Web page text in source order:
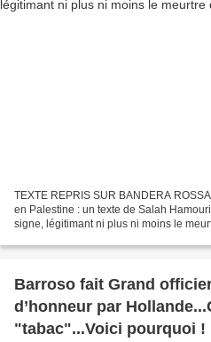
TEXTE REPRIS SUR BANDERA
en Palestine : un texte de Salah
signe, légitimant ni plus ni moins le
Barroso fait Grand
d’honneur par
"tabac"...Voici pourquoi !